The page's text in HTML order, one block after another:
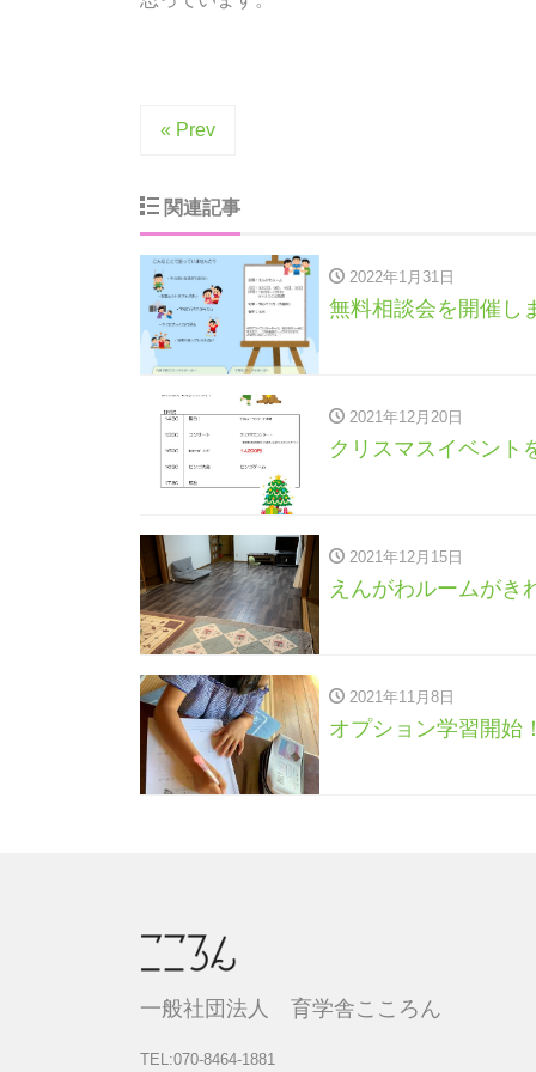
« Prev
関連記事
2022年1月31日
無料相談会を開催し
2021年12月20日
クリスマスイベント
2021年12月15日
えんがわルームがき
2021年11月8日
オプション学習開始！
一般社団法人 育学舎こころん
TEL:070-8464-1881